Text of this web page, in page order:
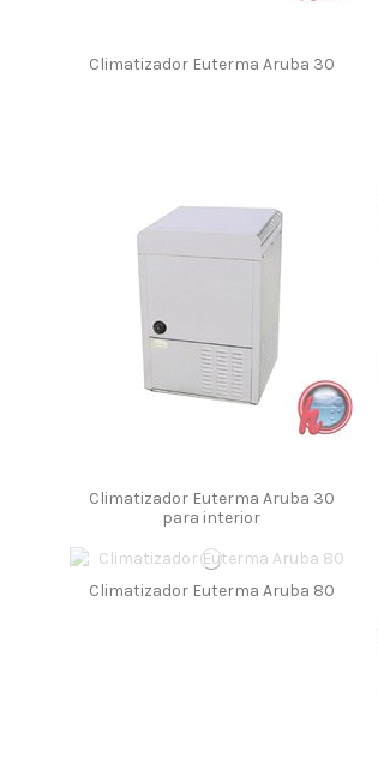
Climatizador Euterma Aruba 30
Climatizador Euterma Aruba 30
para interior
Climatizador Euterma Aruba 80